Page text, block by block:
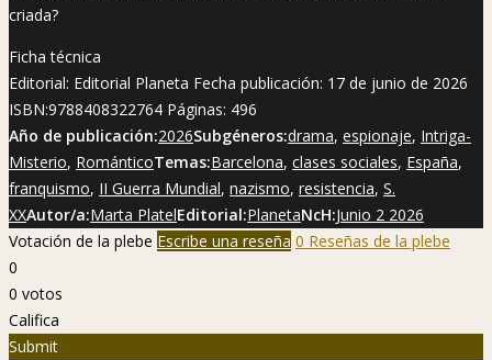
criada?
Ficha técnica
Editorial: Editorial Planeta Fecha publicación: 17 de junio de 2026
ISBN:9788408322764 Páginas: 496
Año de publicación:2026Subgéneros:drama, espionaje, Intriga-
Misterio, RománticoTemas:Barcelona, clases sociales, España,
franquismo, II Guerra Mundial, nazismo, resistencia, S.
XXAutor/a:Marta PlatelEditorial:PlanetaNcH:Junio 2 2026
Votación de la plebe Escribe una reseña 0 Reseñas de la plebe
0
0 votos
Califica
Submit